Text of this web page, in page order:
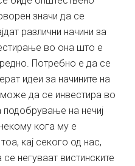
значи да се
различни начини за
во она што е
Потребно е да се
идеи за начините на
да се инвестира во
на нечиј
кога му е
кај секого од нас,
негуваат вистинските